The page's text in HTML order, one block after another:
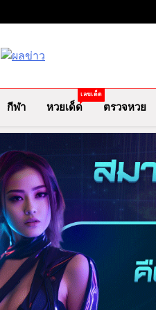
ผลข่าว
ข่าววันนี้ ข่าวล่าสุด ข่าวบันเทิ
กีฬา หวยเด็ด
เลขเด็ด
ตรวจหวย